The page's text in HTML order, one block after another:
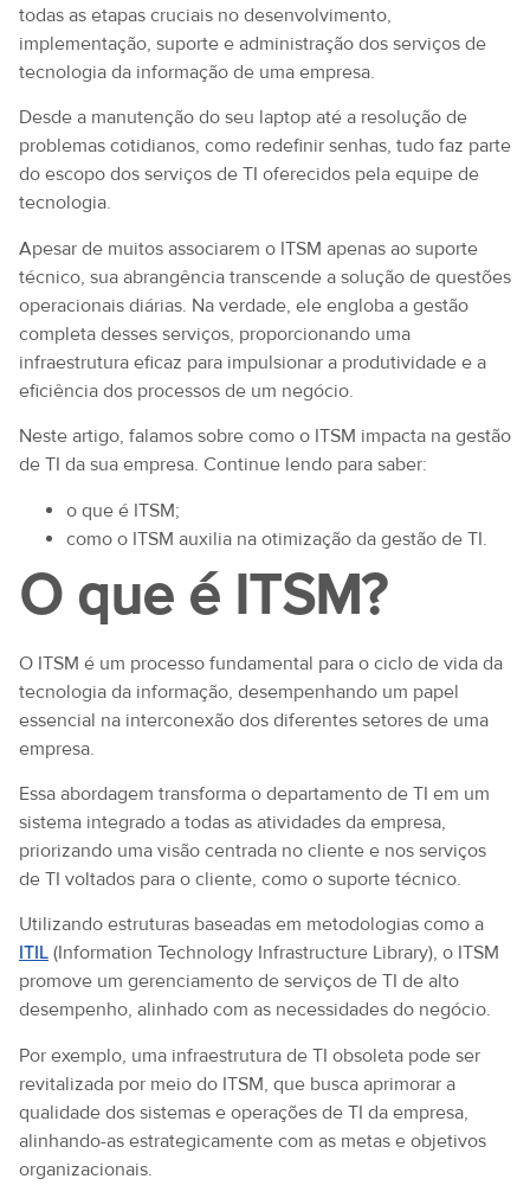
todas as etapas cruciais no desenvolvimento,
implementação, suporte e administração dos serviços de
tecnologia da informação de uma empresa.
Desde a manutenção do seu laptop até a resolução de
problemas cotidianos, como redefinir senhas, tudo faz parte
do escopo dos serviços de TI oferecidos pela equipe de
tecnologia.
Apesar de muitos associarem o ITSM apenas ao suporte
técnico, sua abrangência transcende a solução de questões
operacionais diárias. Na verdade, ele engloba a gestão
completa desses serviços, proporcionando uma
infraestrutura eficaz para impulsionar a produtividade e a
eficiência dos processos de um negócio.
Neste artigo, falamos sobre como o ITSM impacta na gestão
de TI da sua empresa. Continue lendo para saber:
o que é ITSM;
como o ITSM auxilia na otimização da gestão de TI.
O que é ITSM?
O ITSM é um processo fundamental para o ciclo de vida da
tecnologia da informação, desempenhando um papel
essencial na interconexão dos diferentes setores de uma
empresa.
Essa abordagem transforma o departamento de TI em um
sistema integrado a todas as atividades da empresa,
priorizando uma visão centrada no cliente e nos serviços
de TI voltados para o cliente, como o suporte técnico.
Utilizando estruturas baseadas em metodologias como a
ITIL (Information Technology Infrastructure Library), o ITSM
promove um gerenciamento de serviços de TI de alto
desempenho, alinhado com as necessidades do negócio.
Por exemplo, uma infraestrutura de TI obsoleta pode ser
revitalizada por meio do ITSM, que busca aprimorar a
qualidade dos sistemas e operações de TI da empresa,
alinhando-as estrategicamente com as metas e objetivos
organizacionais.